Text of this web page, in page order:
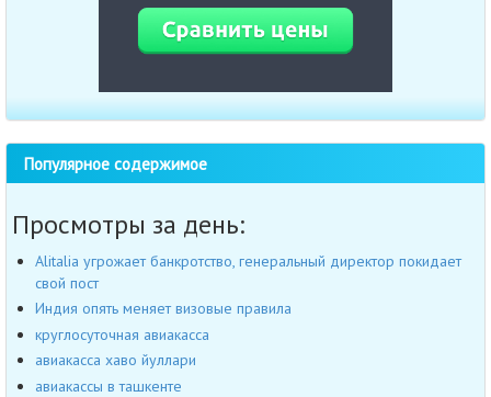
Популярное содержимое
Просмотры за день:
Alitalia угрожает банкротство, генеральный директор покидает
свой пост
Индия опять меняет визовые правила
круглосуточная авиакасса
авиакасса хаво йуллари
авиакассы в ташкенте